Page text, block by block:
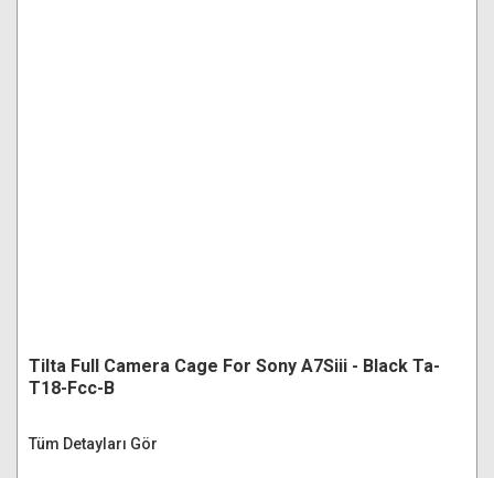
Tilta Full Camera Cage For Sony A7Siii - Black Ta-
T18-Fcc-B
Tüm Detayları Gör